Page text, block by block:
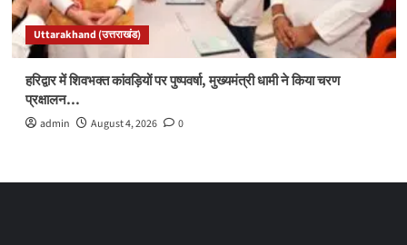
Uttarakhand (उत्तराखंड)
हरिद्वार में शिवभक्त कांवड़ियों पर पुष्पवर्षा, मुख्यमंत्री धामी ने किया चरण
प्रक्षालन…
admin August 4, 2026 0